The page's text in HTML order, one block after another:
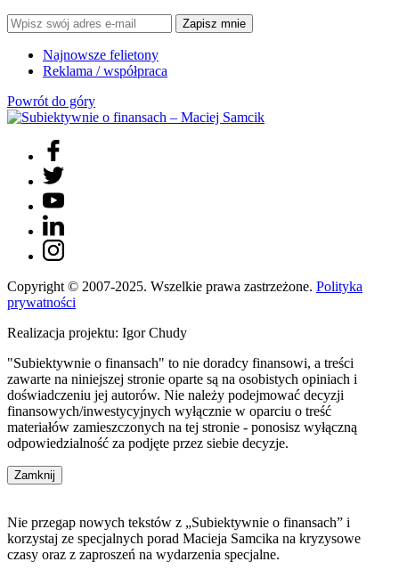
Zapisz mnie
Najnowsze felietony
Reklama / współpraca
Powrót do góry
Copyright © 2007-2025. Wszelkie prawa zastrzeżone. Polityka
prywatności
Realizacja projektu: Igor Chudy
"Subiektywnie o finansach" to nie doradcy finansowi, a treści
zawarte na niniejszej stronie oparte są na osobistych opiniach i
doświadczeniu jej autorów. Nie należy podejmować decyzji
finansowych/inwestycyjnych wyłącznie w oparciu o treść
materiałów zamieszczonych na tej stronie - ponosisz wyłączną
odpowiedzialność za podjęte przez siebie decyzje.
Zamknij
Nie przegap nowych tekstów z „Subiektywnie o finansach” i
korzystaj ze specjalnych porad Macieja Samcika na kryzysowe
czasy oraz z zaproszeń na wydarzenia specjalne.